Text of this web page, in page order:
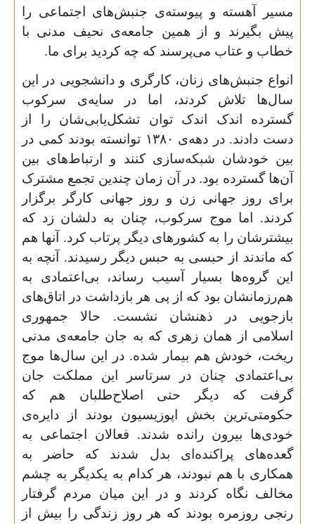
مسیر آهسته و پیوسته‌ی جنبش‌های اجتماعی را
پیش بگیرند و از همین جامعه‌ی نحیف مدنی با
خطاب و عتاب می‌پرسند که چه کردید برای ما.
انواع جنبش‌های زنان، کارگری و دانشجویی در این
سال‌ها تلاش کردند، اما در سایه‌ی سرکوب
گسترده اندک اندک توان تشکل‌یابی‌شان را از
دست دادند. در دهه‌ی ۱۳۸۰ توانسته بودند کمی در
بین خودشان شبکه‌سازی کنند و ارتباط‌های بین
آن‌ها گسترده بود. در آن زمان چندین تجمع مشترک
برای روز جهانی زن و روز جهانی کارگر برگزار
کردند. اما موج سرکوب، چنان به دلشان زد که
بیشترشان را به کشورهای دیگر پرتاب کرد. آنها هم
که ماندند از حبسی به حبس دیگر رسیدند. آنچه به
این گروه‌ها بسیار آسیب رساند، بی‌اعتمادی به
هم‌رزمانشان بود که از پی هر بازداشت در اتاق‌های
بازجویی در ذهنشان نشست. حالا جمهوری
اسلامی از همان زهری که به جان جامعه‌ی مدنی
ریخت، خودش هم بیمار شده. در این سال‌ها موج
بی‌اعتمادی چنان در سرتاسر این مملکت جان
گرفت که دیگر حتی اصلاح‌طلبان هم که
حکومتی‌ترین بخش اپوزیسیون بودند از دایره‌ی
خودی‌ها بیرون رانده شدند. فعالان اجتماعی به
گعده‌های پراکنده‌ای بدل شدند که حاضر به
همکاری با هم نبودند، هر کدام به یکدیگر به چشم
مخالف نگاه کردند و در این میان مردم گرفتار
رنجی روزمره بودند که هر روز زندگی را بیش از